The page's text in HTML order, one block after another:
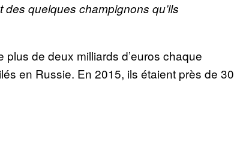
quelques champignons qu’ils
de deux milliards d’euros chaque
en Russie. En 2015, ils étaient près de 30